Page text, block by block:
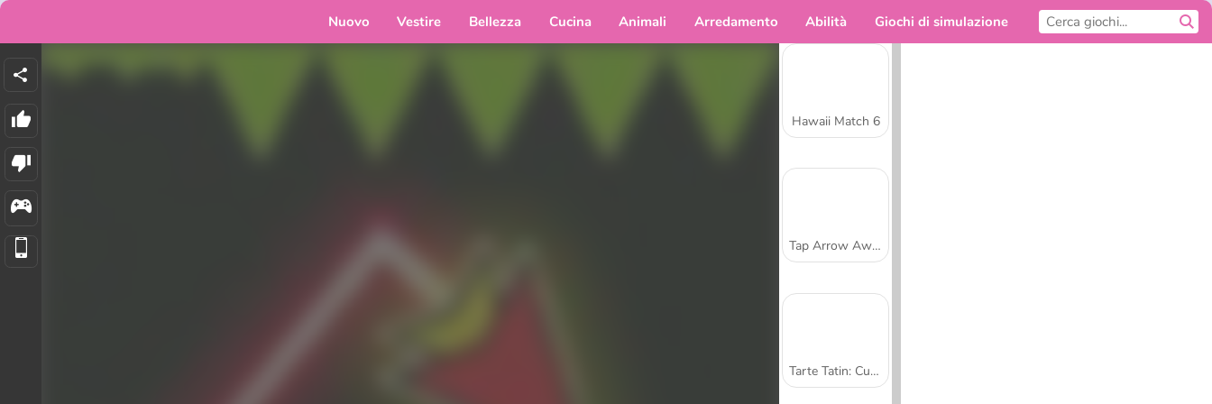
Nuovo Vestire Bellezza Cucina Animali Arredamento Abilità Giochi di simulazione
Hawaii Match 6
Tap Arrow Away
Tarte Tatin: Cucina con Sara